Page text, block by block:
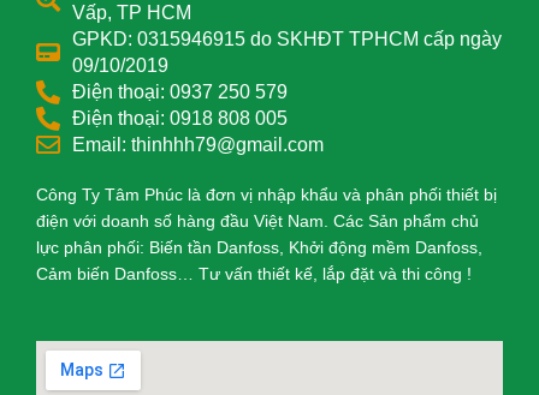
Vấp, TP HCM
GPKD: 0315946915 do SKHĐT TPHCM cấp ngày
09/10/2019
Điện thoại: 0937 250 579
Điện thoại: 0918 808 005
Email: thinhhh79@gmail.com
Công Ty Tâm Phúc là đơn vị nhập khẩu và phân phối thiết bị
điện với doanh số hàng đầu Việt Nam. Các Sản phẩm chủ
lực phân phối: Biến tần Danfoss, Khởi động mềm Danfoss,
Cảm biến Danfoss… Tư vấn thiết kế, lắp đặt và thi công !